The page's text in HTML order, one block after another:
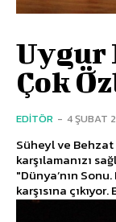
Uygur
Çok
EDITÖR - 4 ŞUBAT
Süheyl ve
karşılamanızı
"Dünya’nın